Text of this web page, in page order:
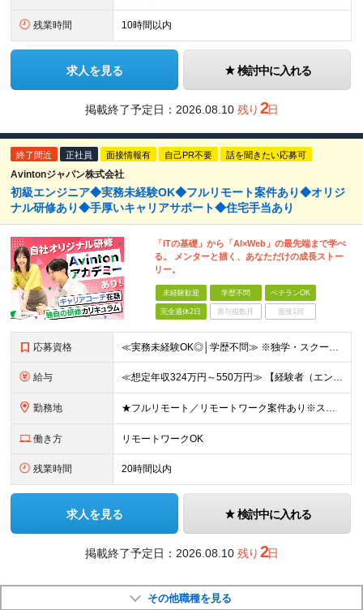
残業時間 10時間以内
求人を見る 検討中に入れる
掲載終了予定日：2026.08.10残り 2日
終了間近 正社員 面接情報有 自己PR不要 話を聞きたい応募可
Avintonジャパン株式会社
初級エンジニア◆実務未経験OK◆フルリモート案件あり◆オリジ
ナル研修あり◆手厚いキャリアサポート◆住宅手当あり
「ITの基礎」から「AI×Web」の最先端まで学べ
る。 メンターと描く、あなただけの成長ストー
リー。
未経験歓迎 学歴不問 ベテランOK
完全週休2日 賞与複数月 面接1回
応募資格 ≪実務未経験OK◎│学歴不問≫ ※独学・スクール・資格学習など何らかのIT学習経験がある方を想定しています ★独学からスタートし、コンビニ店長からエンジニアになった人 ★インフラ構築→アプリ開発へのキャリアチェンジを実現した人 ★世界で活躍するためにエンジニアを目指し、実際にインドの会社に転職した人 など 色々な先輩たちが当社を選んでくれました。 様々な経歴の彼・彼女たちの共通点は、学ぶことに積極的で、好奇心旺盛ということ！ エンジニアの仕事を楽しみたいというあなたの想いをぜひお聞かせください◎
給与 ≪想定年収324万円～550万円≫ 【経験者（エンジニア経験1年ほどの方を想定）】 月給30万円～＋各種手当 ※上記は固定残業代（30時間分／57,000円）を含みます。固定残業代は時間外労働の有無にかかわらず支給。30時間を超える時間外労働は割増支給。 【未経験者】 月給25万円〜＋各種手当 ※上記は固定残業代（30時間分／47,500円）を含みます。固定残業代は時間外労働の有無にかかわらず支給。30時間を超える時間外労働は割増支給。 ※試用期間6ヵ月間(その間の給与・待遇に差異なし)
勤務地 ★フルリモート／リモートワーク案件あり※スキル・案件状況による ★転勤なし／UIターン歓迎 ●勤務先 横浜本社オフィスまたはプロジェクト拠点 (横浜市、川崎市など神奈川県内) ●横浜本社 神奈川県横浜市西区花咲町7丁目150 ウエインズ＆イッセイ横浜ビル4階 ※入社後のトレーニングは本社 またはリモートで実施します。 (変更の範囲)上記を除く当社関連勤務地
働き方 リモートワークOK
残業時間 20時間以内
求人を見る 検討中に入れる
掲載終了予定日：2026.08.10残り 2日
その他職種を見る